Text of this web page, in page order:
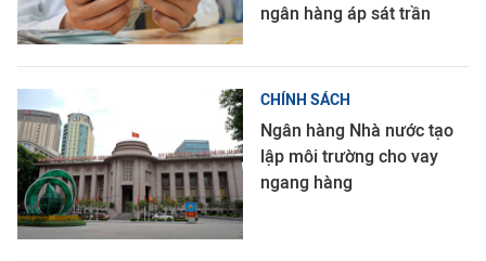
ngân hàng áp sát trần
CHÍNH SÁCH
Ngân hàng Nhà nước tạo
lập môi trường cho vay
ngang hàng